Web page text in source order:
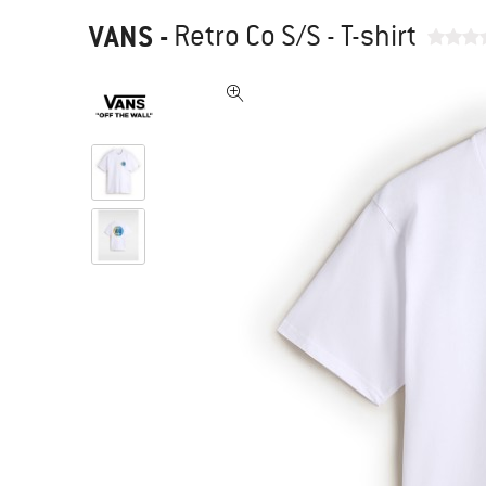
VANS - Retro Co S/S - T-shirt